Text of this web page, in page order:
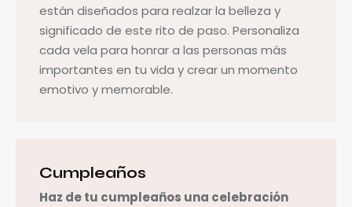
están diseñados para realzar la belleza y
significado de este rito de paso. Personaliza
cada vela para honrar a las personas más
importantes en tu vida y crear un momento
emotivo y memorable.
Cumpleaños
Haz de tu cumpleaños una celebración